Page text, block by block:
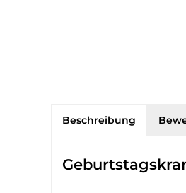
Beschreibung